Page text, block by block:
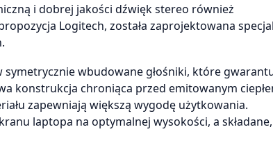
i dobrej jakości dźwięk stereo również
Logitech, została zaprojektowana
symetrycznie wbudowane głośniki, które
konstrukcja chroniąca przed emitowanym
zapewniają większą wygodę użytkowania.
laptopa na optymalnej wysokości, a składane,